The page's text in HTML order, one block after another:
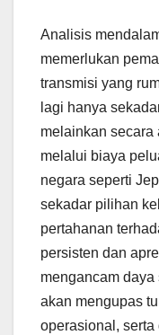
Analisis
memerlukan
transmisi yang
lagi hanya
melainkan secara
melalui biaya
negara seperti
sekadar pilihan
pertahanan
persisten dan
mengancam
akan mengupas
operasional,